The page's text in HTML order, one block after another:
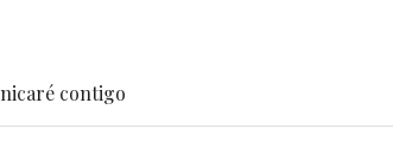
contigo